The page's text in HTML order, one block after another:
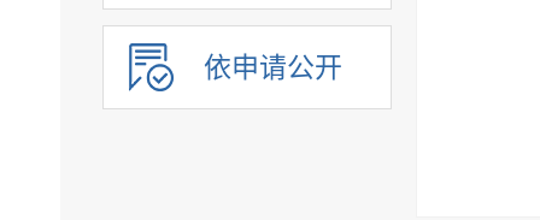
财政信息
政府采购
民生领域信息公开
依申请公开